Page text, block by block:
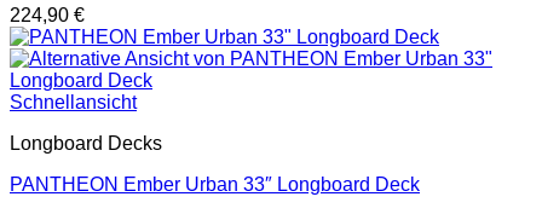
224,90 €
Schnellansicht
Longboard Decks
PANTHEON Ember Urban 33″ Longboard Deck